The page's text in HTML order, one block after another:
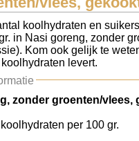
tellen
koolhydraten en
in Nasi goreng, zonder
Kom ook gelijk te
levert.
zonder groenten/vlees,
per 100 gr.